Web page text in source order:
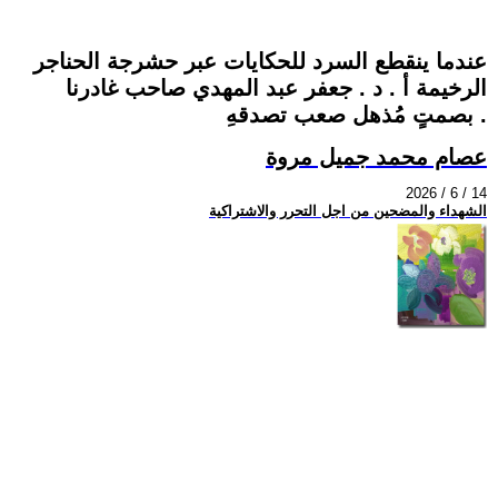
عندما ينقطع السرد للحكايات عبر حشرجة الحناجر
الرخيمة أ . د . جعفر عبد المهدي صاحب غادرنا
بصمتٍ مُذهل صعب تصدقهِ .
عصام محمد جميل مروة
2026 / 6 / 14
الشهداء والمضحين من اجل التحرر والاشتراكية